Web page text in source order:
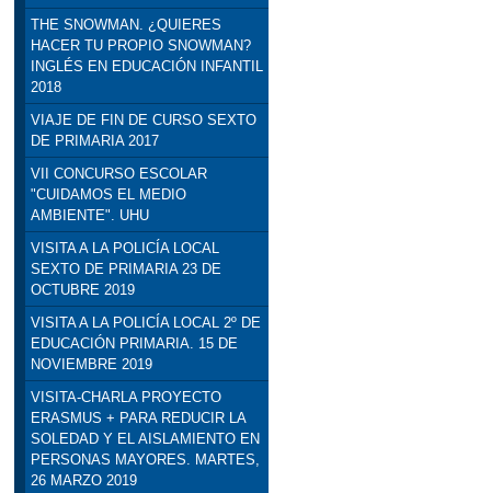
THE SNOWMAN. ¿QUIERES
HACER TU PROPIO SNOWMAN?
INGLÉS EN EDUCACIÓN INFANTIL
2018
VIAJE DE FIN DE CURSO SEXTO
DE PRIMARIA 2017
VII CONCURSO ESCOLAR
"CUIDAMOS EL MEDIO
AMBIENTE". UHU
VISITA A LA POLICÍA LOCAL
SEXTO DE PRIMARIA 23 DE
OCTUBRE 2019
VISITA A LA POLICÍA LOCAL 2º DE
EDUCACIÓN PRIMARIA. 15 DE
NOVIEMBRE 2019
VISITA-CHARLA PROYECTO
ERASMUS + PARA REDUCIR LA
SOLEDAD Y EL AISLAMIENTO EN
PERSONAS MAYORES. MARTES,
26 MARZO 2019